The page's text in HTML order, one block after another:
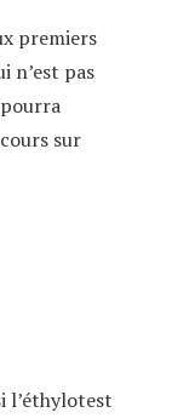
premiers
n’est pas
sur
l’éthylotest